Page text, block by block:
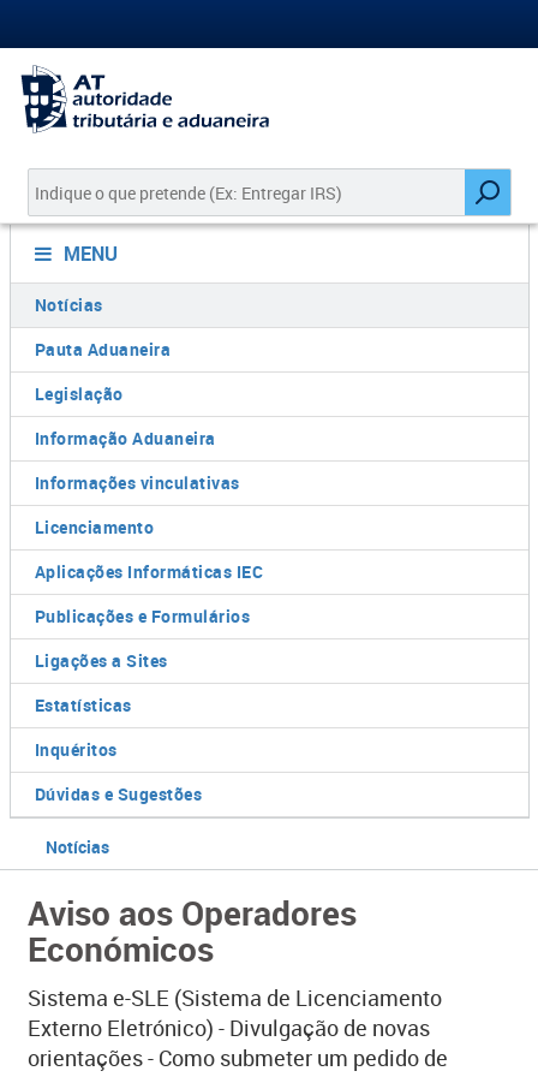
MENU
Notícias
Pauta Aduaneira
Legislação
Informação Aduaneira
Informações vinculativas
Licenciamento
Aplicações Informáticas IEC
Publicações e Formulários
Ligações a Sites
Estatísticas
Inquéritos
Dúvidas e Sugestões
Notícias
Aviso aos Operadores
Económicos
​Sistema e-SLE (Sistema de Licenciamento
Externo Eletrónico) - Divulgação de novas
orientações - Como submeter um pedido de